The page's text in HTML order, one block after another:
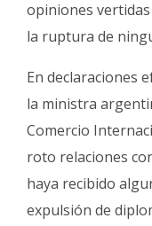
opiniones
la ruptura de
En declaraciones
la ministra
Comercio
roto relaciones
haya recibido
expulsión de